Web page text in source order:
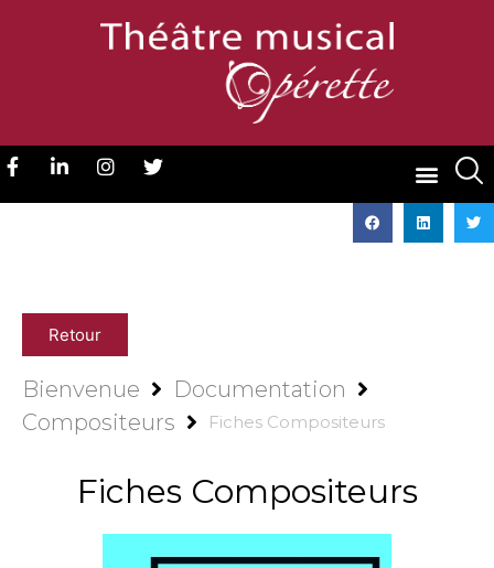
Retour
Bienvenue
Documentation
Compositeurs
Fiches Compositeurs
Fiches Compositeurs